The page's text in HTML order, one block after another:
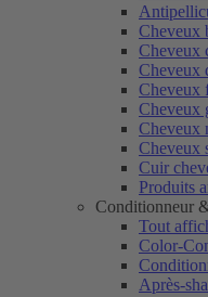
Cheveux
Cheveux
Cheveux
Cheveux
Cheveux
Cheveux
Cheveux
Cuir
Produits
Conditionneur
Tout
Color-
Après-